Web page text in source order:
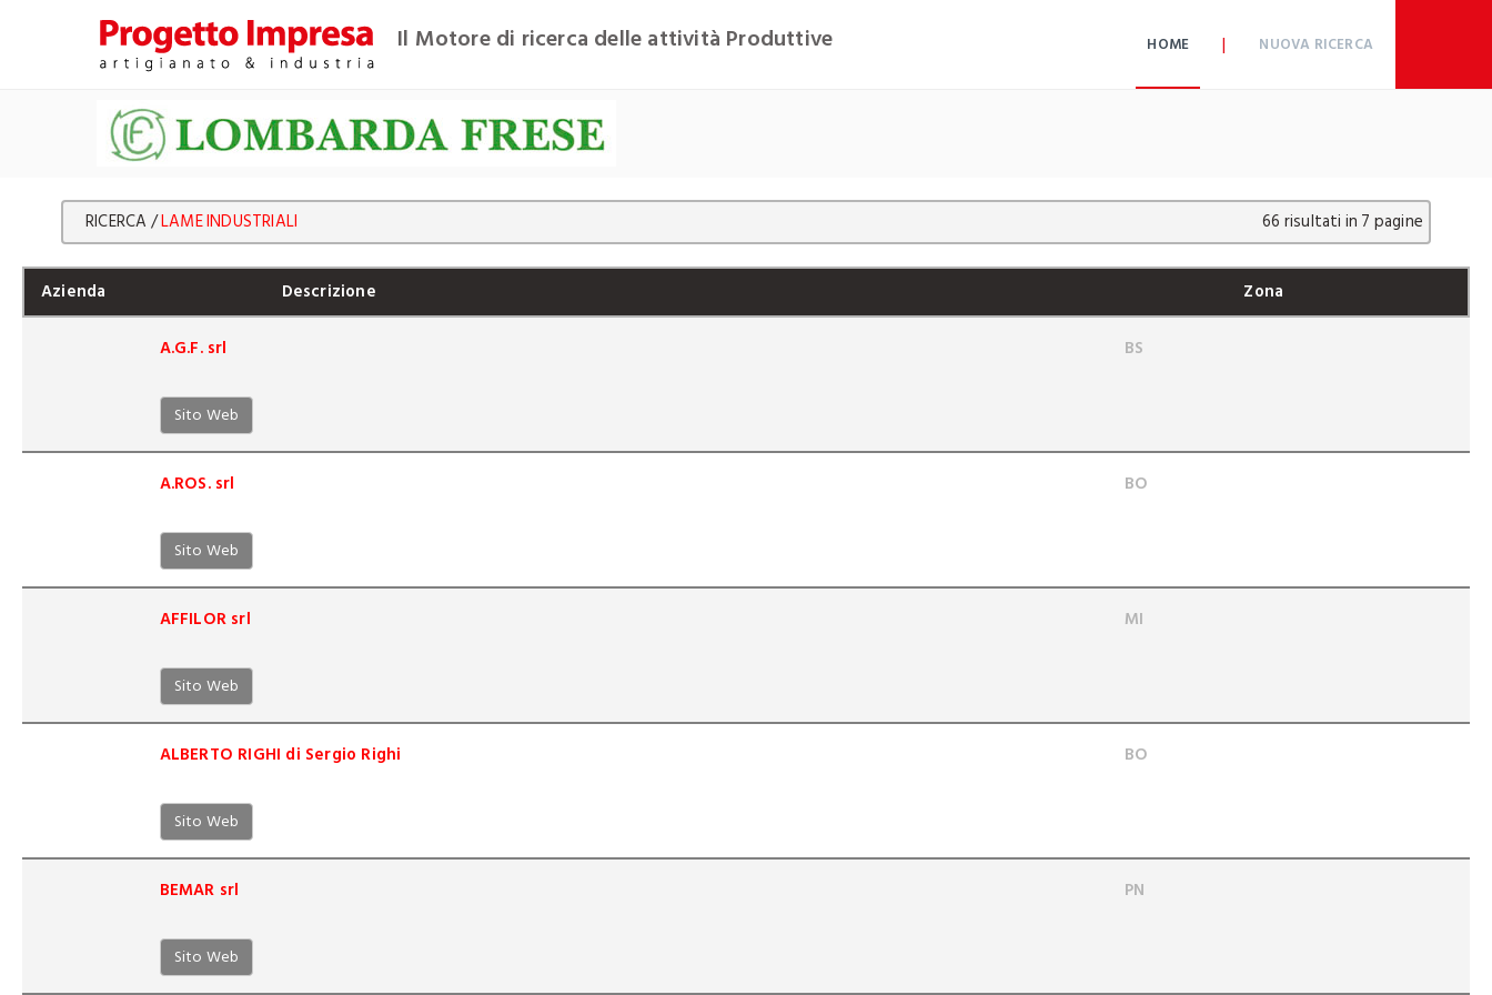
Il Motore di ricerca delle attività Produttive HOME | NUOVA RICERCA
RICERCA /LAME INDUSTRIALI 66 risultati in 7 pagine
Azienda Descrizione Zona
A.G.F. srl
Sito Web
BS
A.ROS. srl
Sito Web
BO
AFFILOR srl
Sito Web
MI
ALBERTO RIGHI di Sergio Righi
Sito Web
BO
BEMAR srl
Sito Web
PN